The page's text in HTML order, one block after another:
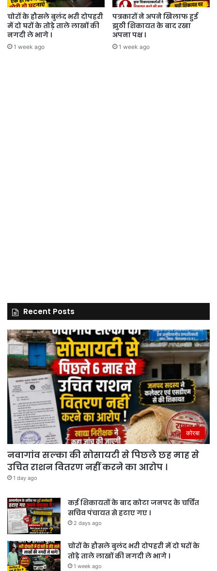
चोरों के हौसले बुलंद भरी दोपहरी
में दो घरों के तोड़े ताले लाखों की
नगदी ले भागे ।
1 week ago
पत्रकारों ने अपने खिलाफ हुई
झुठी शिकायत के बाद रखा
अपना पक्ष ।
1 week ago
Recent Posts
कोरबा
नवागांव सल्का की सोसायटी से पिछले छह माह से
उचित राशन वितरण नहीं करने का आरोप ।
1 day ago
कई शिकायतों के बाद कोटा जनपद के चर्चित
सचिव पंचायत से हटाए गए ।
2 days ago
चोरों के हौसले बुलंद भरी दोपहरी में दो घरों के
तोड़े ताले लाखों की नगदी ले भागे ।
1 week ago